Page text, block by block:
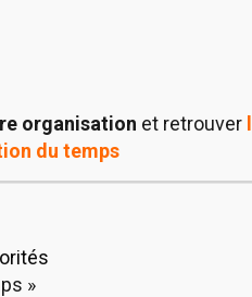
organisation et retrouver
du temps
»